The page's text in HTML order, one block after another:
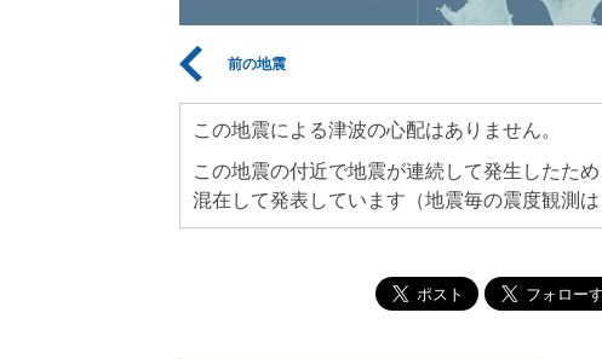
前の地震
この地震による津波の心配はありません。
この地震の付近で地震が連続して発生したた
混在して発表しています（地震毎の震度観測